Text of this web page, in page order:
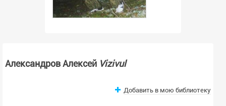
Александров Алексей Vizivul
Добавить в мою библиотеку